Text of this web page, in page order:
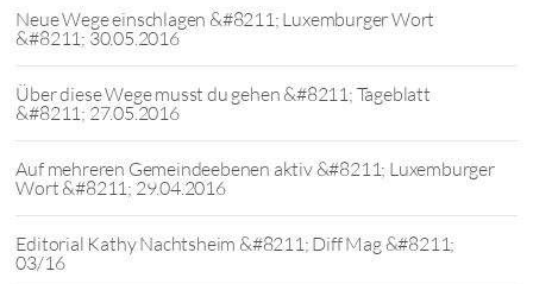
Neue Wege einschlagen &#8211; Luxemburger Wort
&#8211; 30.05.2016
Über diese Wege musst du gehen &#8211; Tageblatt
&#8211; 27.05.2016
Auf mehreren Gemeindeebenen aktiv &#8211; Luxemburger
Wort &#8211; 29.04.2016
Editorial Kathy Nachtsheim &#8211; Diff Mag &#8211;
03/16